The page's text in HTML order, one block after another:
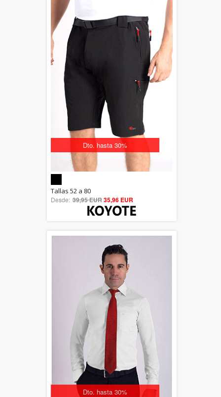
Dto. hasta 30%
out of 5
Tallas 52 a 80
Desde: 39,95 EUR35,96 EUR
Dto. hasta 30%